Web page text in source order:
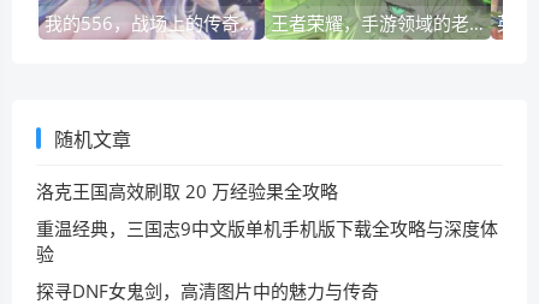
我的556，战场上的传奇搭档 王者荣耀，手游领域的老品牌传奇
随机文章
洛克王国高效刷取 20 万经验果全攻略
重温经典，三国志9中文版单机手机版下载全攻略与深度体
验
探寻DNF女鬼剑，高清图片中的魅力与传奇